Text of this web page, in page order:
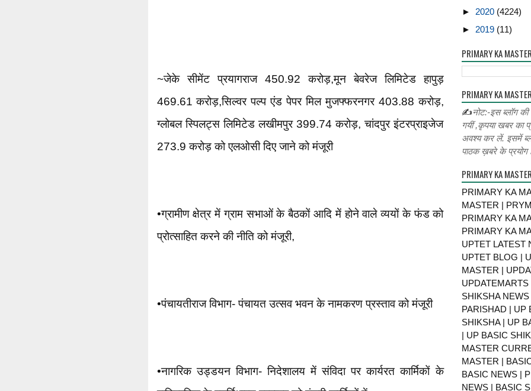
~जेके सीमेंट प्रयागराज 450.92 करोड़,मून बेवरेज लिमिटेड हापुड़
469.61 करोड़,सिल्वर पल्प एंड पेपर मिल मुजफ्फरनगर 403.88 करोड़,
ग्लोबल स्पिलट्स लिमिटेड लखीमपुर 399.74 करोड़, चांदपुर इंटरप्राइजेज
273.9 करोड़ को एलओसी दिए जाने को मंजूरी
•ग्रामीण क्षेत्र में ग्राम सभाओं के बैठकों आदि में होने वाले व्ययों के फंड को
प्रोत्साहित करने की नीति को मंजूरी,
•पंचायतीराज विभाग- पंचायत उत्सव भवन के नामकरण प्रस्ताव को मंजूरी
•नागरिक उड्डयन विभाग- निदेशालय में संविदा पर कार्यरत कार्मिकों के
► 2020 (4224)
► 2019 (11)
PRIMARY KA
PRIMARY KA
✍नोट:-इस ब्लॉग
गयीं ,कृपया खबर का
अवश्य कर लें. इसमें
पाठक ख़बरे के प्रयोग
PRIMARY KA
PRIMARY KA
MASTER |
PRIMARY KA
PRIMARY KA
UPTET LATEST
UPTET BLOG |
MASTER |
SHIKSHA
PARISHAD | UP
SHIKSHA | UP
| UP BASIC
MASTER
MASTER |
BASIC NEWS |
NEWS | BASIC